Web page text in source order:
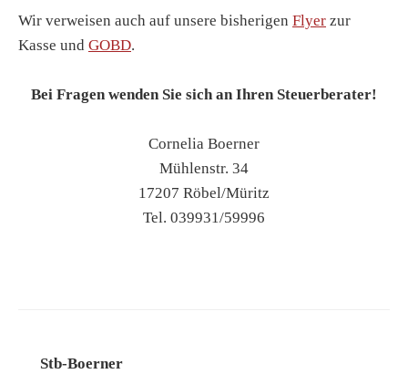
Wir verweisen auch auf unsere bisherigen Flyer zur
Kasse und GOBD.
Bei Fragen wenden Sie sich an Ihren Steuerberater!
Cornelia Boerner
Mühlenstr. 34
17207 Röbel/Müritz
Tel. 039931/59996
Stb-Boerner